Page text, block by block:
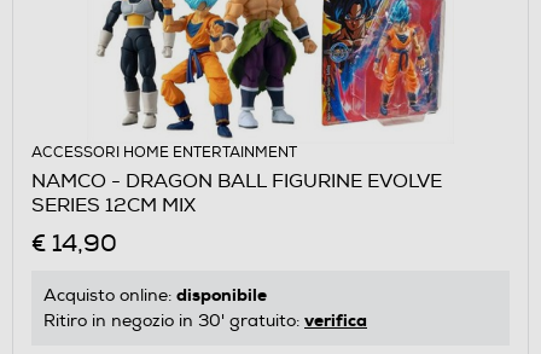
ACCESSORI HOME ENTERTAINMENT
NAMCO - DRAGON BALL FIGURINE EVOLVE
SERIES 12CM MIX
€ 14,90
Acquisto online: disponibile
Ritiro in negozio in 30' gratuito: verifica